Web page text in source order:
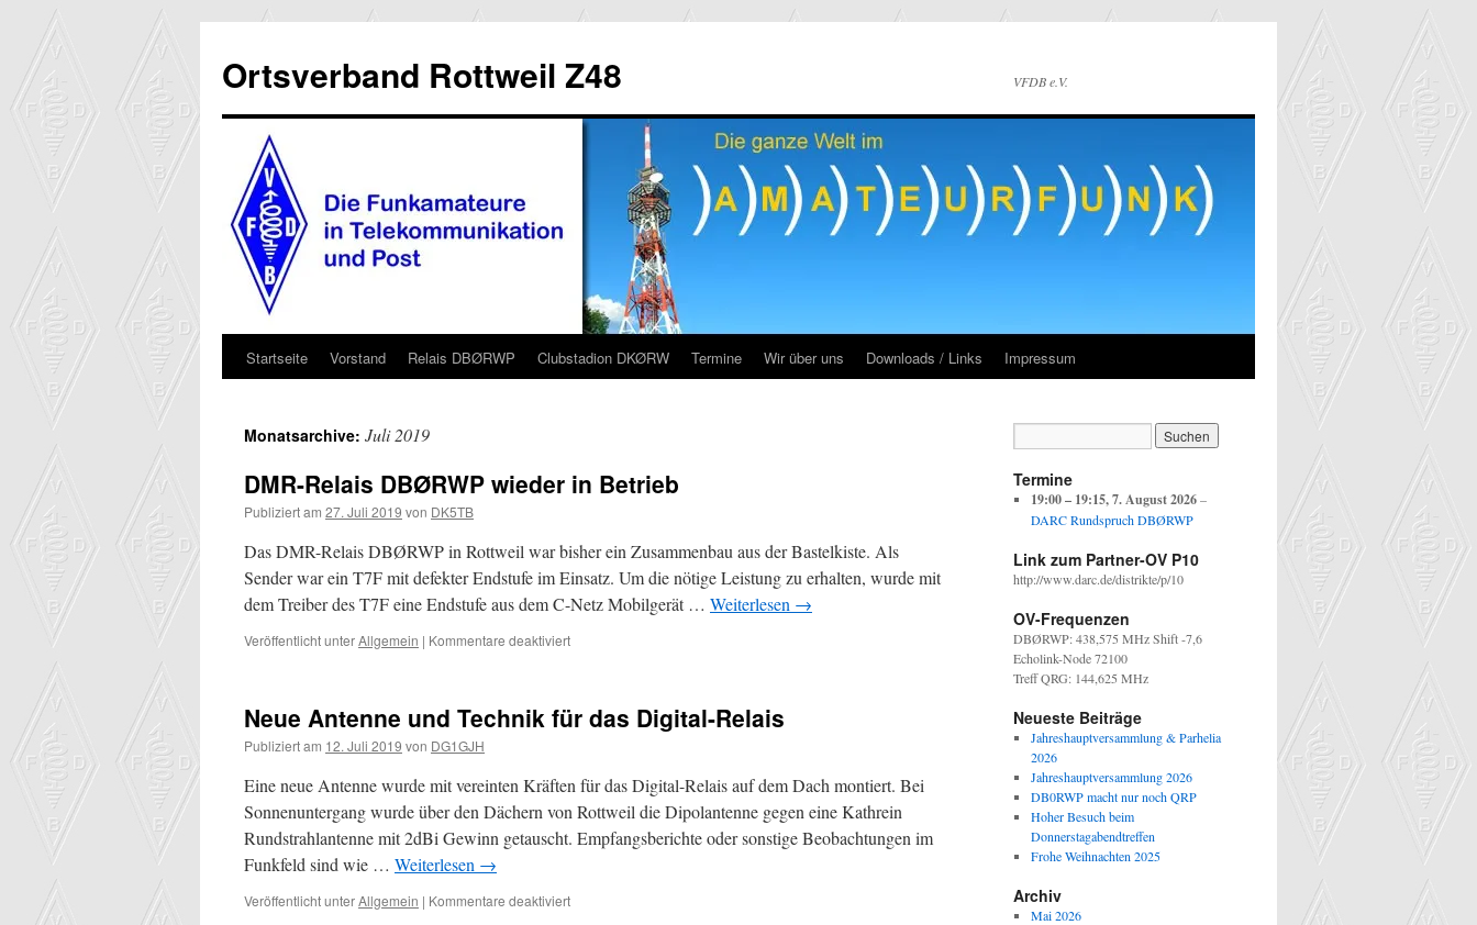
Ortsverband Rottweil Z48 VFDB e.V.
Zum
springen
Startseite Vorstand Relais DBØRWP Clubstadion DKØRW Termine Wir über uns Downloads / Links Impressum
Monatsarchive: Juli 2019
DMR-Relais DBØRWP wieder in Betrieb
Publiziert am 27. Juli 2019 von DK5TB
Das DMR-Relais DBØRWP in Rottweil war bisher ein Zusammenbau aus der Bastelkiste. Als
Sender war ein T7F mit defekter Endstufe im Einsatz. Um die nötige Leistung zu erhalten, wurde mit
dem Treiber des T7F eine Endstufe aus dem C-Netz Mobilgerät … Weiterlesen →
Veröffentlicht unterAllgemein | Kommentare deaktiviertfür
wieder
Neue Antenne und Technik für das Digital-Relais
Publiziert am 12. Juli 2019 von DG1GJH
Eine neue Antenne wurde mit vereinten Kräften für das Digital-Relais auf dem Dach montiert. Bei
Sonnenuntergang wurde über den Dächern von Rottweil die Dipolantenne gegen eine Kathrein
Rundstrahlantenne mit 2dBi Gewinn getauscht. Empfangsberichte oder sonstige Beobachtungen im
Funkfeld sind wie … Weiterlesen →
Veröffentlicht unterAllgemein | Kommentare deaktiviertfür
Termine
19:00 – 19:15,7. August 2026–
DARC Rundspruch DBØRWP
Link zum Partner-OV P10
http://www.darc.de/distrikte/p/10
OV-Frequenzen
DBØRWP: 438,575 MHz Shift -7,6
Echolink-Node 72100
Treff QRG: 144,625 MHz
Neueste Beiträge
Jahreshauptversammlung & Parhelia
2026
Jahreshauptversammlung 2026
DB0RWP macht nur noch QRP
Hoher Besuch beim
Donnerstagabendtreffen
Frohe Weihnachten 2025
Archiv
Mai 2026